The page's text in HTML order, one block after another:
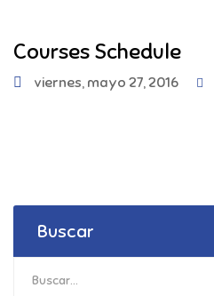
Courses Schedule
viernes, mayo 27, 2016
Buscar